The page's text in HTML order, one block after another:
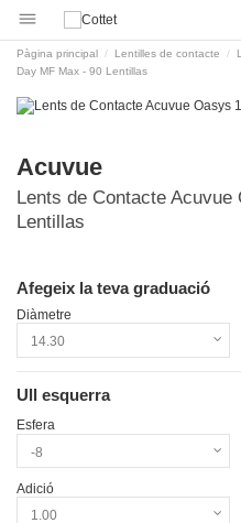
Pàgina principal Lentilles de contacte
Day MF Max - 90 Lentillas
Acuvue
Lents de Contacte
Lentillas
Afegeix la teva graduació
Diàmetre
Ull esquerra
Esfera
Adició